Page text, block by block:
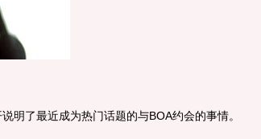
了最近成为热门话题的与BOA约会的事情。